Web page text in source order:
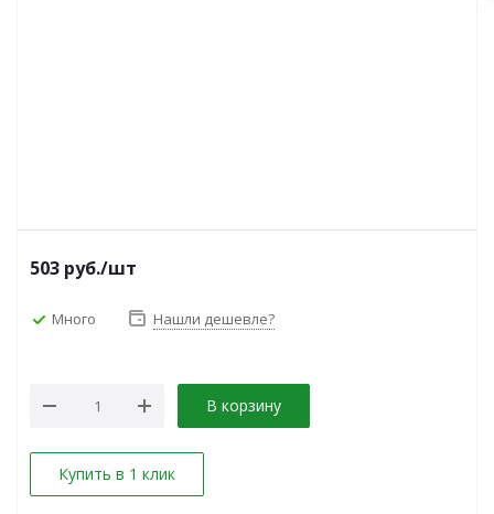
503 руб./шт
Много Нашли дешевле?
В корзину
Купить в 1 клик